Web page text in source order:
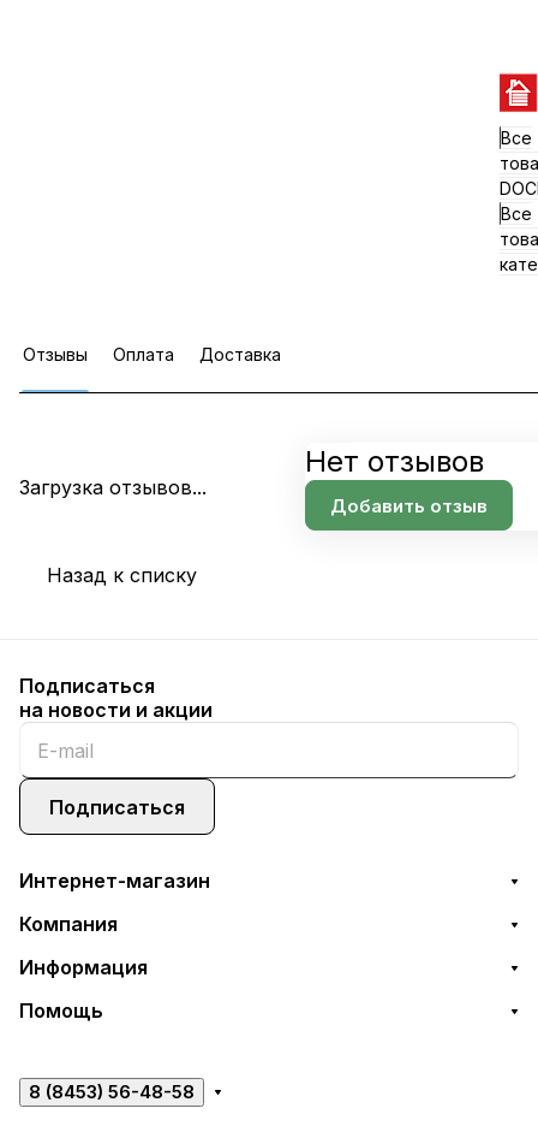
Все
Все
Отзывы Оплата Доставка
Загрузка отзывов...
Нет отзывов
Добавить отзыв
Назад к списку
Подписаться
на новости и акции
Подписаться
Интернет-магазин
Компания
Информация
Помощь
8 (8453) 56-48-58